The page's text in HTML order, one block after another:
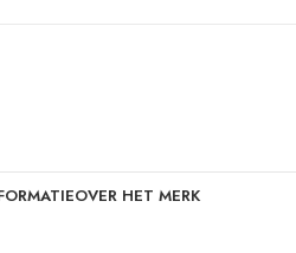
OVER HET MERK